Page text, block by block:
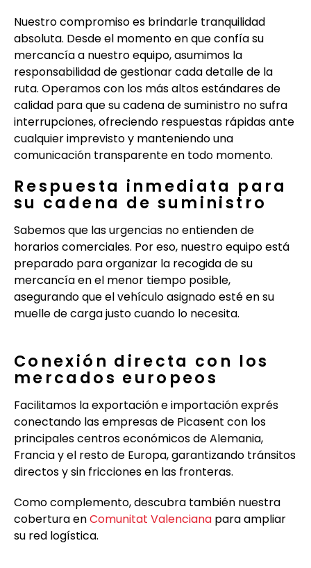
Nuestro compromiso es brindarle tranquilidad
absoluta. Desde el momento en que confía su
mercancía a nuestro equipo, asumimos la
responsabilidad de gestionar cada detalle de la
ruta. Operamos con los más altos estándares de
calidad para que su cadena de suministro no sufra
interrupciones, ofreciendo respuestas rápidas ante
cualquier imprevisto y manteniendo una
comunicación transparente en todo momento.
Respuesta inmediata para
su cadena de suministro
Sabemos que las urgencias no entienden de
horarios comerciales. Por eso, nuestro equipo está
preparado para organizar la recogida de su
mercancía en el menor tiempo posible,
asegurando que el vehículo asignado esté en su
muelle de carga justo cuando lo necesita.
Conexión directa con los
mercados europeos
Facilitamos la exportación e importación exprés
conectando las empresas de Picasent con los
principales centros económicos de Alemania,
Francia y el resto de Europa, garantizando tránsitos
directos y sin fricciones en las fronteras.
Como complemento, descubra también nuestra
cobertura enComunitat Valenciana para ampliar
su red logística.